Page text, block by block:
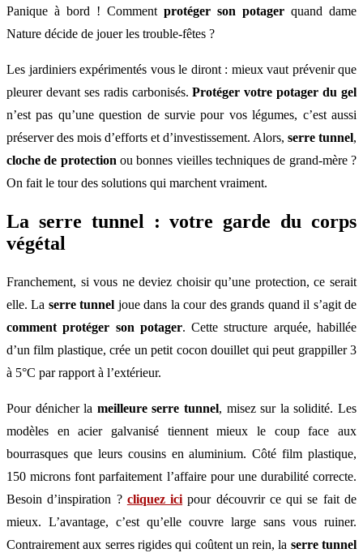
Panique à bord ! Comment protéger son potager quand dame
Nature décide de jouer les trouble-fêtes ?
Les jardiniers expérimentés vous le diront : mieux vaut prévenir que
pleurer devant ses radis carbonisés.Protéger votre potager du gel
n’est pas qu’une question de survie pour vos légumes, c’est aussi
préserver des mois d’efforts et d’investissement. Alors, serre tunnel,
cloche de protection ou bonnes vieilles techniques de grand-mère ?
On fait le tour des solutions qui marchent vraiment.
La serre tunnel : votre garde du corps
végétal
Franchement, si vous ne deviez choisir qu’une protection, ce serait
elle. La serre tunnel joue dans la cour des grands quand il s’agit de
comment protéger son potager. Cette structure arquée, habillée
d’un film plastique, crée un petit cocon douillet qui peut grappiller 3
à 5°C par rapport à l’extérieur.
Pour dénicher la meilleure serre tunnel, misez sur la solidité. Les
modèles en acier galvanisé tiennent mieux le coup face aux
bourrasques que leurs cousins en aluminium. Côté film plastique,
150 microns font parfaitement l’affaire pour une durabilité correcte.
Besoin d’inspiration ? cliquez ici pour découvrir ce qui se fait de
mieux. L’avantage, c’est qu’elle couvre large sans vous ruiner.
Contrairement aux serres rigides qui coûtent un rein, la serre tunnel